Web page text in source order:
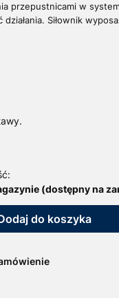
przepustnicami w
Siłownik
(dostępny na
do koszyka